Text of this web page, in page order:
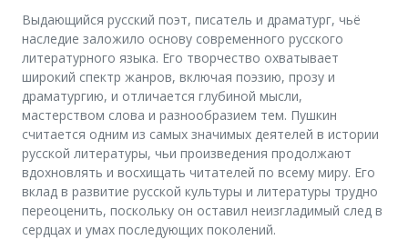
Выдающийся русский поэт, писатель и драматург, чьё
наследие заложило основу современного русского
литературного языка. Его творчество охватывает
широкий спектр жанров, включая поэзию, прозу и
драматургию, и отличается глубиной мысли,
мастерством слова и разнообразием тем. Пушкин
считается одним из самых значимых деятелей в истории
русской литературы, чьи произведения продолжают
вдохновлять и восхищать читателей по всему миру. Его
вклад в развитие русской культуры и литературы трудно
переоценить, поскольку он оставил неизгладимый след в
сердцах и умах последующих поколений.